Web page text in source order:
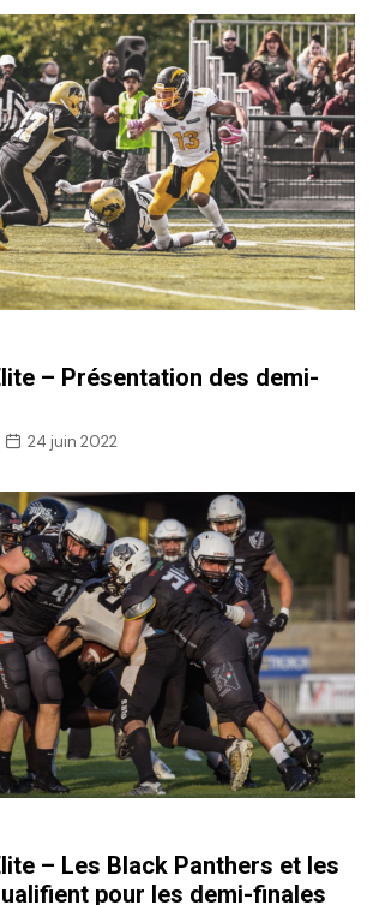
– Présentation des demi-
24 juin 2022
– Les Black Panthers et les
pour les demi-finales